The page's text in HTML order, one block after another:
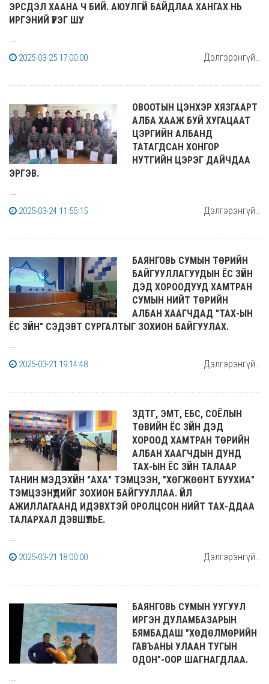
ЭРСДЭЛ ХААНА Ч БИЙ. АЮУЛГҮЙ БАЙДЛАА ХАНГАХ НЬ
ИРГЭНИЙ ҮҮРЭГ ШҮҮ.
...
2025-03-25 17:00:00
Дэлгэрэнгүй..
ОВООТЫН ЦЭНХЭР ХЯЗГААРТ
АЛБА ХААЖ БУЙ ХУГАЦААТ
ЦЭРГИЙН АЛБАНД
ТАТАГДСАН ХОНГОР
НУТГИЙН ЦЭРЭГ ДАЙЧДАА
ЭРГЭВ.
...
2025-03-24 11:55:15
Дэлгэрэнгүй..
БАЯНГОВЬ СУМЫН ТӨРИЙН
БАЙГУУЛЛАГУУДЫН ЁС ЗҮЙН
ДЭД ХОРООДУУД ХАМТРАН
СУМЫН НИЙТ ТӨРИЙН
АЛБАН ХААГЧДАД "ТАХ-ЫН
ЁС ЗҮЙН" СЭДЭВТ СУРГАЛТЫГ ЗОХИОН БАЙГУУЛАХ.
...
2025-03-21 19:14:48
Дэлгэрэнгүй..
ЗДТГ, ЭМТ, EБС, СОЁЛЫН
ТӨВИЙН ЁС ЗҮЙН ДЭД
ХОРООД ХАМТРАН ТӨРИЙН
АЛБАН ХААГЧДЫН ДУНД
ТАХ-ЫН ЁС ЗҮЙН ТАЛААР
ТАНИН МЭДЭХҮЙН "АХА" ТЭМЦЭЭН, "ХӨГЖӨӨНТ БУУХИА"
ТЭМЦЭЭНҮҮДИЙГ ЗОХИОН БАЙГУУЛЛАА. ҮЙЛ
АЖИЛЛАГААНД ИДЭВХТЭЙ ОРОЛЦСОН НИЙТ ТАХ-ДДАА
ТАЛАРХАЛ ДЭВШҮҮЛЬЕ.
...
2025-03-21 18:00:00
Дэлгэрэнгүй..
БАЯНГОВЬ СУМЫН УУГУУЛ
ИРГЭН ДУЛАМБАЗАРЫН
БЯМБАДАШ "ХӨДӨЛМӨРИЙН
ГАВЪАНЫ УЛААН ТУГЫН
ОДОН"-ООР ШАГНАГДЛАА.
...